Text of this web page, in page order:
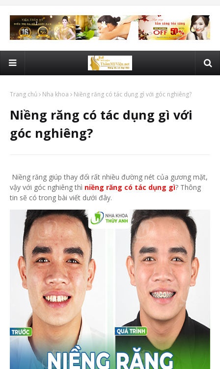
Trang chủ Nha khoa Niềng răng có tác dụng gì với góc nghiêng?
Niềng răng có tác dụng gì với
góc nghiêng?
Niềng răng giúp thay đổi rất nhiều đường nét của gương mặt,
vậy với góc nghiêng thì niềng răng có tác dụng gì? Thông
tin sẽ có trong bài viết dưới đây.